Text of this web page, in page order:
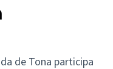
de Tona participa